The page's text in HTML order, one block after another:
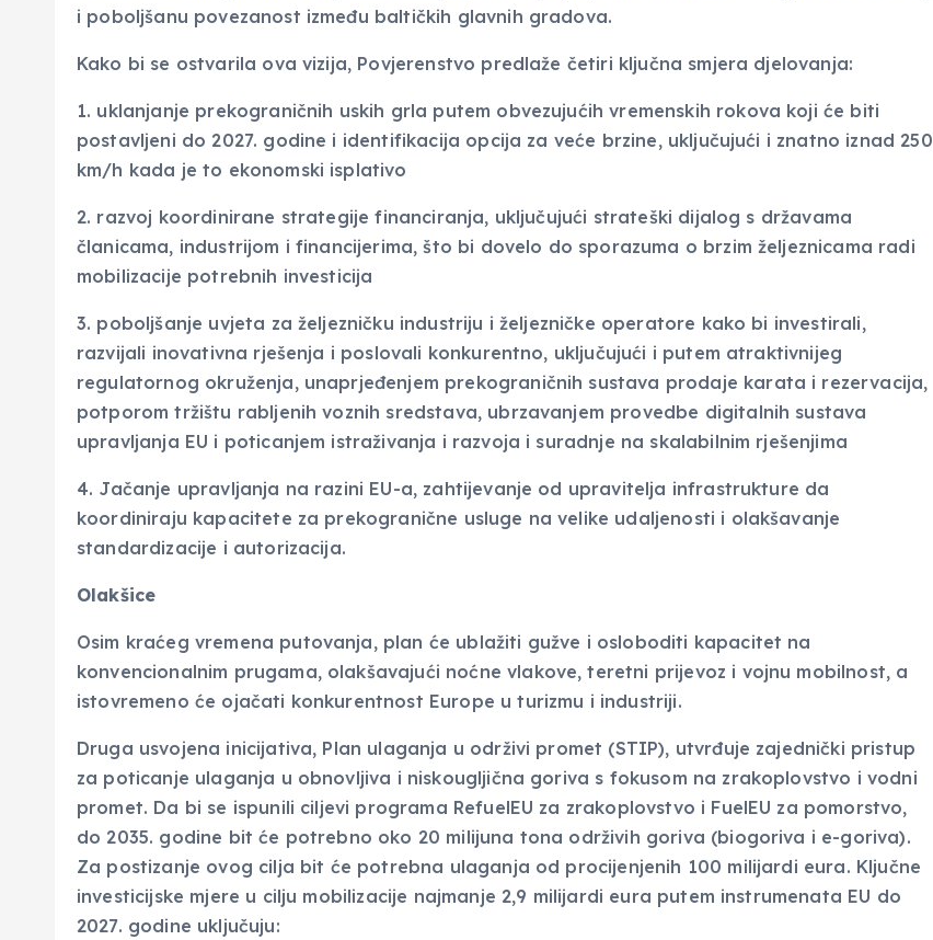
i poboljšanu povezanost između baltičkih glavnih gradova.
Kako bi se ostvarila ova vizija, Povjerenstvo predlaže četiri ključna smjera djelovanja:
1. uklanjanje prekograničnih uskih grla putem obvezujućih vremenskih rokova koji će biti
postavljeni do 2027. godine i identifikacija opcija za veće brzine, uključujući i znatno iznad 250
km/h kada je to ekonomski isplativo
2. razvoj koordinirane strategije financiranja, uključujući strateški dijalog s državama
članicama, industrijom i financijerima, što bi dovelo do sporazuma o brzim željeznicama radi
mobilizacije potrebnih investicija
3. poboljšanje uvjeta za željezničku industriju i željezničke operatore kako bi investirali,
razvijali inovativna rješenja i poslovali konkurentno, uključujući i putem atraktivnijeg
regulatornog okruženja, unaprjeđenjem prekograničnih sustava prodaje karata i rezervacija,
potporom tržištu rabljenih voznih sredstava, ubrzavanjem provedbe digitalnih sustava
upravljanja EU i poticanjem istraživanja i razvoja i suradnje na skalabilnim rješenjima
4. Jačanje upravljanja na razini EU-a, zahtijevanje od upravitelja infrastrukture da
koordiniraju kapacitete za prekogranične usluge na velike udaljenosti i olakšavanje
standardizacije i autorizacija.
Olakšice
Osim kraćeg vremena putovanja, plan će ublažiti gužve i osloboditi kapacitet na
konvencionalnim prugama, olakšavajući noćne vlakove, teretni prijevoz i vojnu mobilnost, a
istovremeno će ojačati konkurentnost Europe u turizmu i industriji.
Druga usvojena inicijativa, Plan ulaganja u održivi promet (STIP), utvrđuje zajednički pristup
za poticanje ulaganja u obnovljiva i niskougljična goriva s fokusom na zrakoplovstvo i vodni
promet. Da bi se ispunili ciljevi programa RefuelEU za zrakoplovstvo i FuelEU za pomorstvo,
do 2035. godine bit će potrebno oko 20 milijuna tona održivih goriva (biogoriva i e-goriva).
Za postizanje ovog cilja bit će potrebna ulaganja od procijenjenih 100 milijardi eura. Ključne
investicijske mjere u cilju mobilizacije najmanje 2,9 milijardi eura putem instrumenata EU do
2027. godine uključuju: